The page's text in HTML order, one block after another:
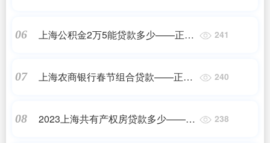
06
上海公积金2万5能贷款多少——正规
241
07
上海农商银行春节组合贷款——正规
240
08
2023上海共有产权房贷款多少——正
238